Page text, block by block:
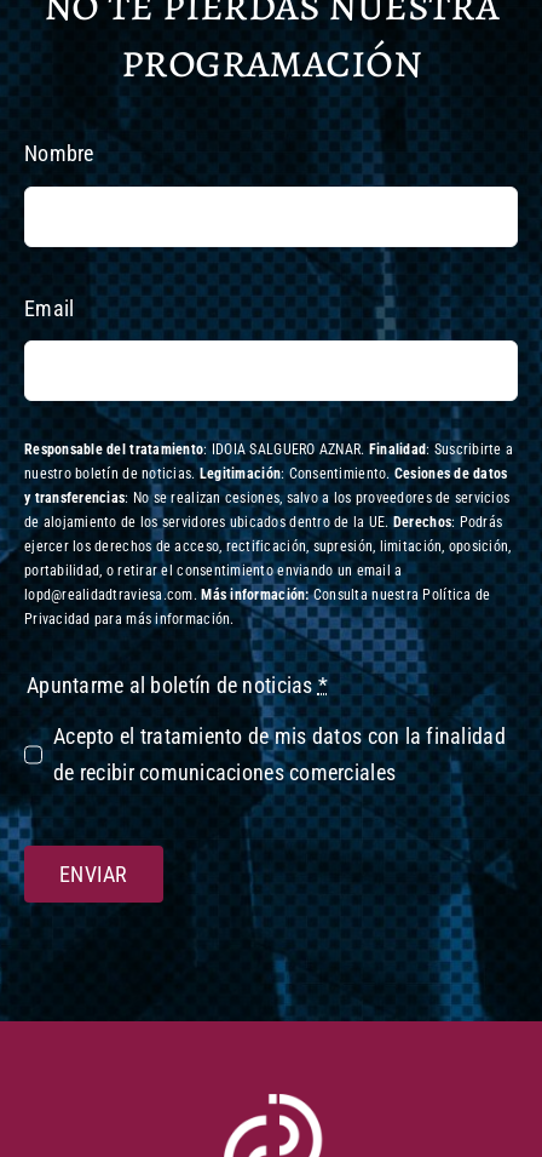
programación
Nombre
Email
Responsable del tratamiento: IDOIA SALGUERO AZNAR. Finalidad: Suscribirte a
nuestro boletín de noticias.Legitimación: Consentimiento.Cesiones de datos
y transferencias: No se realizan cesiones, salvo a los proveedores de servicios
de alojamiento de los servidores ubicados dentro de la UE. Derechos: Podrás
ejercer los derechos de acceso, rectificación, supresión, limitación, oposición,
portabilidad, o retirar el consentimiento enviando un email a
lopd@realidadtraviesa.com. Más información:Consulta nuestra Política de
Privacidad para más información.
Apuntarme al boletín de noticias*
Acepto el tratamiento de mis datos con la finalidad
de recibir comunicaciones comerciales
ENVIAR